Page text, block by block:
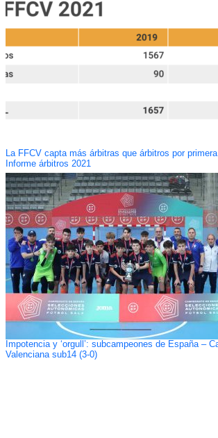
La FFCV capta más árbitras que árbitros por
Informe árbitros 2021
Impotencia y ‘orgull’: subcampeones de España –
Valenciana sub14 (3-0)